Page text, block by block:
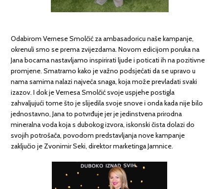
Odabirom Vernese Smolčić za ambasadoricu naše kampanje,
okrenuli smo se prema zvijezdama. Novom edicijom poruka na
Jana bocama nastavljamo inspirirati ljude i poticati ih na pozitivne
promjene. Smatramo kako je važno podsjećati da se upravo u
nama samima nalazi najveća snaga, koja može prevladati svaki
izazov. I dok je Vernesa Smolčić svoje uspjehe postigla
zahvaljujući tome što je slijedila svoje snove i onda kada nije bilo
jednostavno, Jana to potvrđuje jer je jedinstvena prirodna
mineralna voda koja s dubokog izvora, iskonski čista dolazi do
svojih potrošača, povodom predstavljanja nove kampanje
zaključio je Zvonimir Seki, direktor marketinga Jamnice.